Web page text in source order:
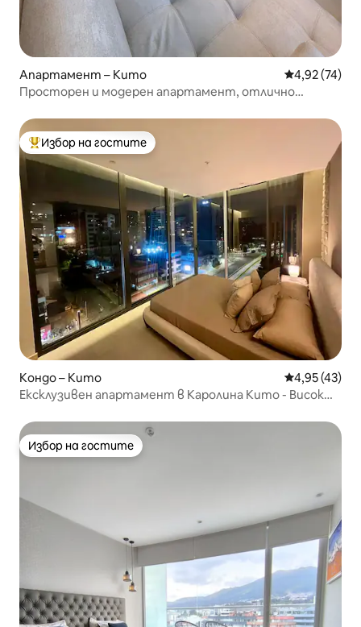
Апартамент – Кито Средна
4,92 (74)
Просторен и модерен апартамент, отлично
Най-популярен избор на гостите
Избор на гостите
Кондо – Кито Средна
4,95 (43)
Ексклузивен апартамент в Каролина Кито - Висок
Избор на гостите
Избор на гостите